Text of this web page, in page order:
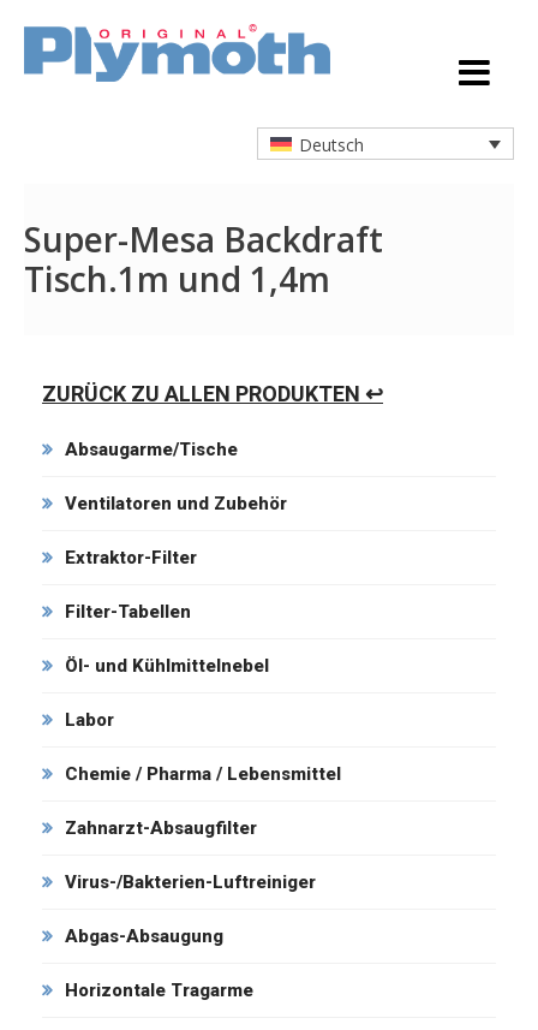
Deutsch
Super-Mesa Backdraft
Tisch.1m und 1,4m
ZURÜCK ZU ALLEN PRODUKTEN ↩
Absaugarme/Tische
Ventilatoren und Zubehör
Extraktor-Filter
Filter-Tabellen
Öl- und Kühlmittelnebel
Labor
Chemie / Pharma / Lebensmittel
Zahnarzt-Absaugfilter
Virus-/Bakterien-Luftreiniger
Abgas-Absaugung
Horizontale Tragarme